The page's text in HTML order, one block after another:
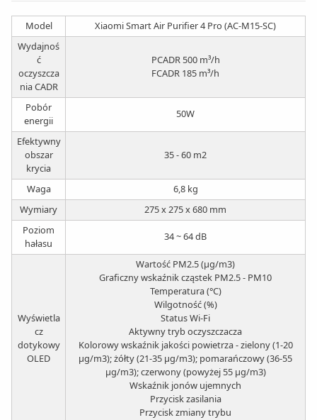
Model
Xiaomi Smart Air Purifier 4 Pro (AC-M15-SC)
Wydajnoś
ć
oczyszcza
nia CADR
PCADR 500 m³/h
FCADR 185 m³/h
Pobór
energii
50W
Efektywny
obszar
krycia
35 - 60 m2
Waga
6,8 kg
Wymiary
275 x 275 x 680 mm
Poziom
hałasu
34 ~ 64 dB
Wyświetla
cz
dotykowy
OLED
Wartość PM2.5 (μg/m3)
Graficzny wskaźnik cząstek PM2.5 - PM10
Temperatura (°C)
Wilgotność (%)
Status Wi-Fi
Aktywny tryb oczyszczacza
Kolorowy wskaźnik jakości powietrza - zielony (1-20
μg/m3); żółty (21-35 μg/m3); pomarańczowy (36-55
μg/m3); czerwony (powyżej 55 μg/m3)
Wskaźnik jonów ujemnych
Przycisk zasilania
Przycisk zmiany trybu